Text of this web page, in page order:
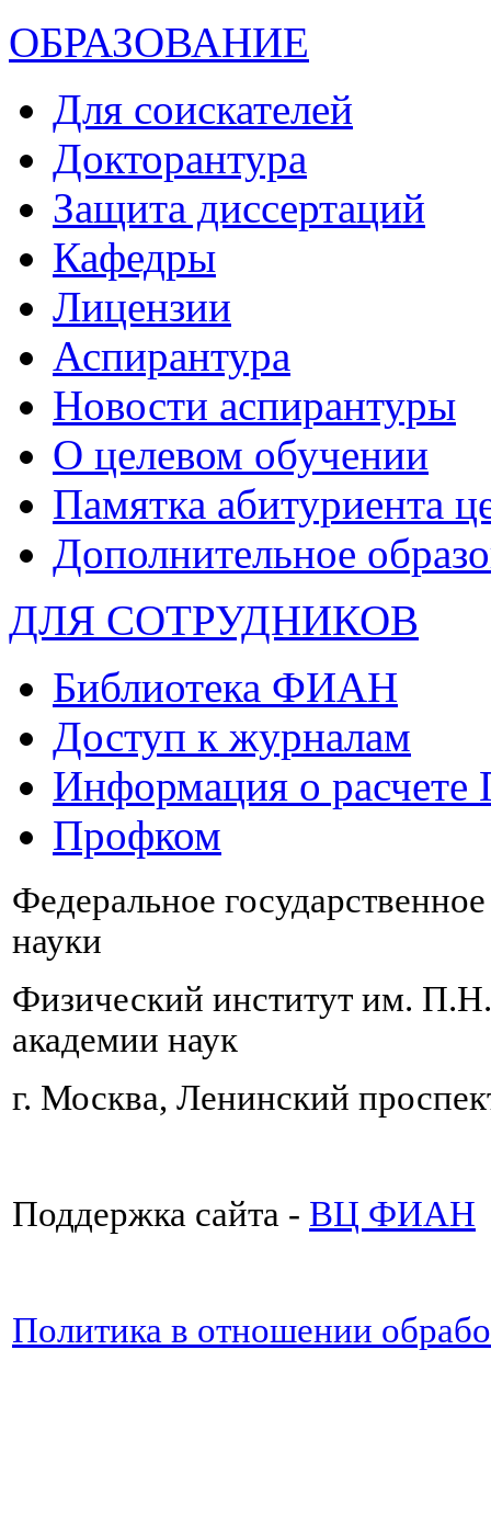
ОБРАЗОВАНИЕ
Для соискателей
Докторантура
Защита диссертаций
Кафедры
Лицензии
Аспирантура
Новости аспирантуры
О целевом обучении
Памятка абитуриента
Дополнительное
ДЛЯ СОТРУДНИКОВ
Библиотека ФИАН
Доступ к журналам
Информация о
Профком
Федеральное
науки
Физический институт им.
академии наук
г. Москва, Ленинский
Поддержка сайта - ВЦ ФИАН
Политика в отношении